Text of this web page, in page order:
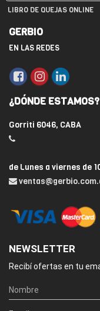
LIBRO DE QUEJAS ONLINE
GERBIO
EN LAS REDES
¿DÓNDE ESTAMOS?
Gorriti 6046, CABA
de Lunes a viernes de
NEWSLETTER
Recibí ofertas en tu